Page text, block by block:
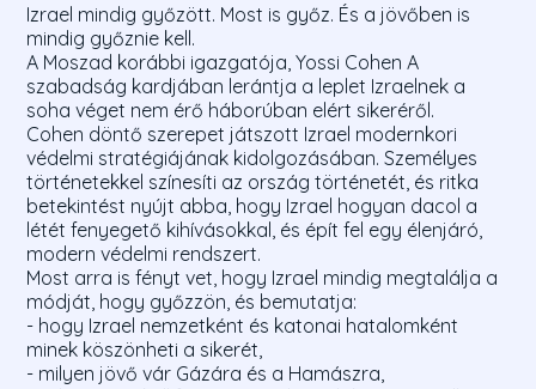
Izrael mindig győzött. Most is győz. És a jövőben is
mindig győznie kell.
A Moszad korábbi igazgatója, Yossi Cohen A
szabadság kardjában lerántja a leplet Izraelnek a
soha véget nem érő háborúban elért sikeréről.
Cohen döntő szerepet játszott Izrael modernkori
védelmi stratégiájának kidolgozásában. Személyes
történetekkel színesíti az ország történetét, és ritka
betekintést nyújt abba, hogy Izrael hogyan dacol a
létét fenyegető kihívásokkal, és épít fel egy élenjáró,
modern védelmi rendszert.
Most arra is fényt vet, hogy Izrael mindig megtalálja a
módját, hogy győzzön, és bemutatja:
- hogy Izrael nemzetként és katonai hatalomként
minek köszönheti a sikerét,
- milyen jövő vár Gázára és a Hamászra,